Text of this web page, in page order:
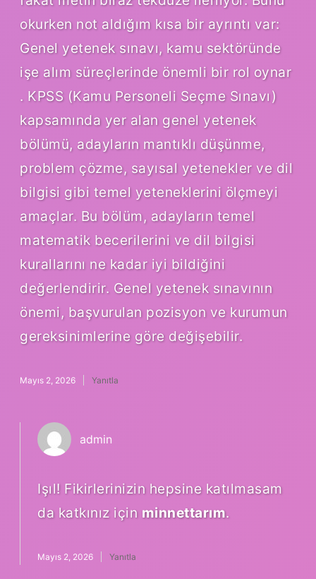
okurken not aldığım kısa bir ayrıntı var:
Genel yetenek sınavı, kamu sektöründe
işe alım süreçlerinde önemli bir rol oynar
. KPSS (Kamu Personeli Seçme Sınavı)
kapsamında yer alan genel yetenek
bölümü, adayların mantıklı düşünme,
problem çözme, sayısal yetenekler ve dil
bilgisi gibi temel yeteneklerini ölçmeyi
amaçlar. Bu bölüm, adayların temel
matematik becerilerini ve dil bilgisi
kurallarını ne kadar iyi bildiğini
değerlendirir. Genel yetenek sınavının
önemi, başvurulan pozisyon ve kurumun
gereksinimlerine göre değişebilir.
Mayıs 2, 2026 Yanıtla
admin
Işıl! Fikirlerinizin hepsine katılmasam
da katkınız için minnettarım.
Mayıs 2, 2026 Yanıtla